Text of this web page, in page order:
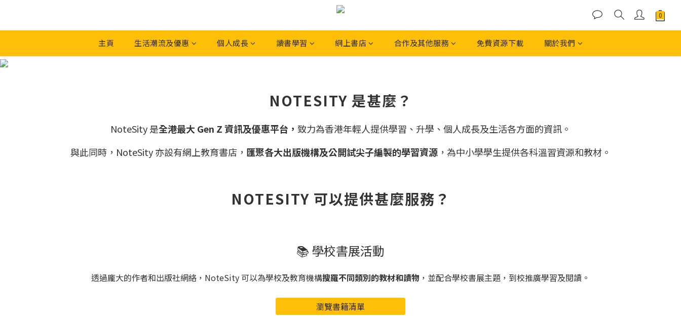
主頁 生活潮流及優惠 個人成長 讀書學習 網上書店 合作及其他服務 免費資源下載 關於我們
NOTESITY 是甚麼？
NoteSity 是全港最大 Gen Z 資訊及優惠平台， 致力為香港年輕人提供學習、升學、個人成長及生活各方面的資訊。
與此同時，NoteSity 亦設有網上教育書店， 匯聚各大出版機構及公開試尖子編製的學習資源，為中小學學生提供各科溫習資源和教材。
NOTESITY 可以提供甚麼服務？
📚 學校書展活動
透過龐大的作者和出版社網絡，NoteSity 可以為學校及教育機構搜羅不同類別的教材和讀物 ，並配合學校書展主題，到校推廣學習及閱讀。
瀏覽書籍清單